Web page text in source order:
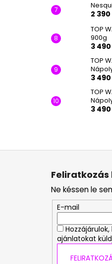
2 390
TOP
900g
3
TOP
3
TOP
3
Ne késsen le
E-mail
ajánlatokat